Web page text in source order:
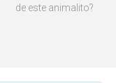
de este animalito?